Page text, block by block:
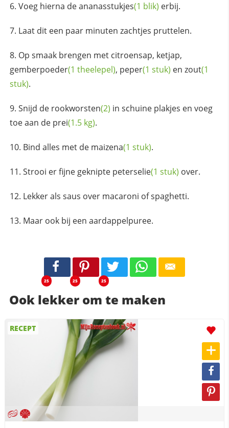
Voeg hierna deananasstukjes(1 blik) erbij.
Laat dit een paar minuten zachtjes pruttelen.
Op smaak brengen met citroensap, ketjap,
gemberpoeder(1 theelepel), peper(1 stuk) en zout(1
stuk).
Snijd de rookworsten(2) in schuine plakjes en voeg
toe aan de prei(1.5 kg).
Bind alles met de maizena(1 stuk).
Strooi er fijne geknipte peterselie(1 stuk) over.
Lekker als saus over macaroni of spaghetti.
Maar ook bij een aardappelpuree.
25 25 25
Ook lekker om te maken
RECEPT